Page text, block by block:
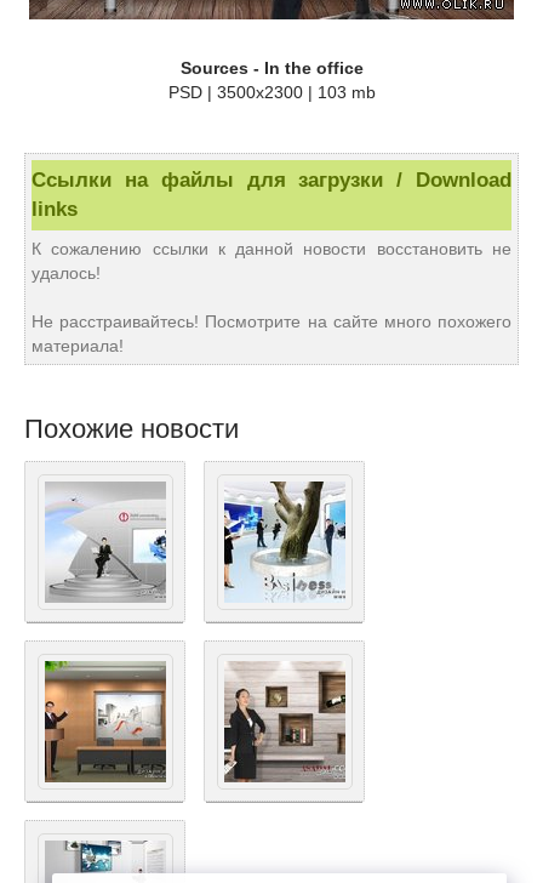
Sources - In the office
PSD | 3500x2300 | 103 mb
Ссылки на файлы для загрузки / Download
links
К сожалению ссылки к данной новости восстановить не
удалось!
Не расстраивайтесь! Посмотрите на сайте много похожего
материала!
Похожие новости